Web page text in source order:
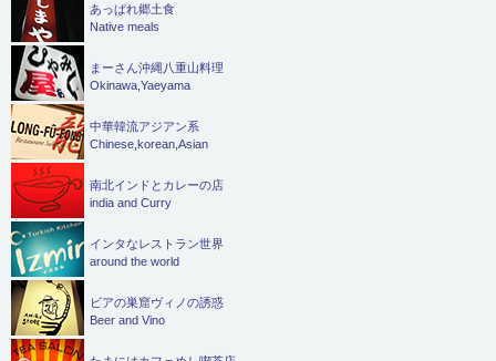
あっぱれ郷土食
Native meals
まーさん沖縄八重山料理
Okinawa,Yaeyama
中華韓流アジアン系
Chinese,korean,Asian
南北インドとカレーの店
india and Curry
インタなレストラン世界
around the world
ビアの巣窟ヴィノの誘惑
Beer and Vino